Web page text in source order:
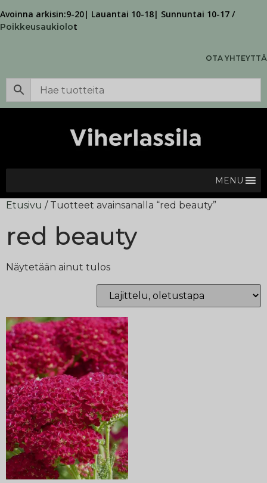
Avoinna arkisin:9-20| Lauantai 10-18| Sunnuntai 10-17 /
Poikkeusaukiolot
OTA YHTEYTTÄ
MENU
Etusivu / Tuotteet avainsanalla “red beauty”
red beauty
Näytetään ainut tulos